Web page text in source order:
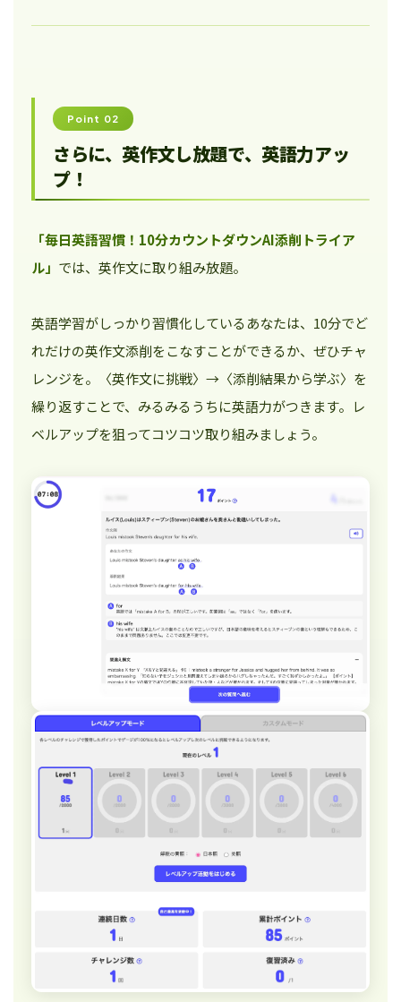
Point 02
さらに、英作文し放題で、英語力アッ
プ！
「毎日英語習慣！10分カウントダウンAI添削トライア
ル」 では、英作文に取り組み放題。
英語学習がしっかり習慣化しているあなたは、10分でど
れだけの英作文添削をこなすことができるか、ぜひチャ
レンジを。〈英作文に挑戦〉→〈添削結果から学ぶ〉を
繰り返すことで、みるみるうちに英語力がつきます。レ
ベルアップを狙ってコツコツ取り組みましょう。